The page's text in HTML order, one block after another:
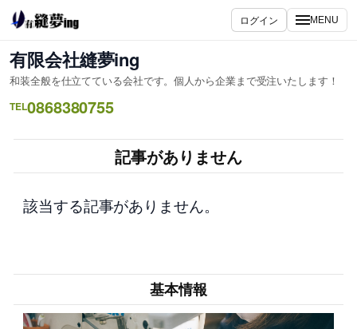
内
容
を
ス
キ
ッ
ログイン MENU
有限会社縫夢ing
和装全般を仕立てている会社です。個人から企業まで受注いたします！
TEL0868380755
記事がありません
該当する記事がありません。
基本情報